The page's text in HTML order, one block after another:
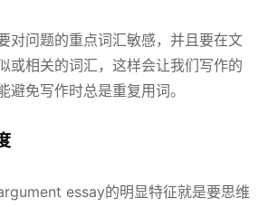
对问题的重点词汇敏感，并且要在文
或相关的词汇，这样会让我们写作的
避免写作时总是重复用词。
essay的明显特征就是要思维